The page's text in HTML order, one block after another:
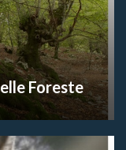
Foreste